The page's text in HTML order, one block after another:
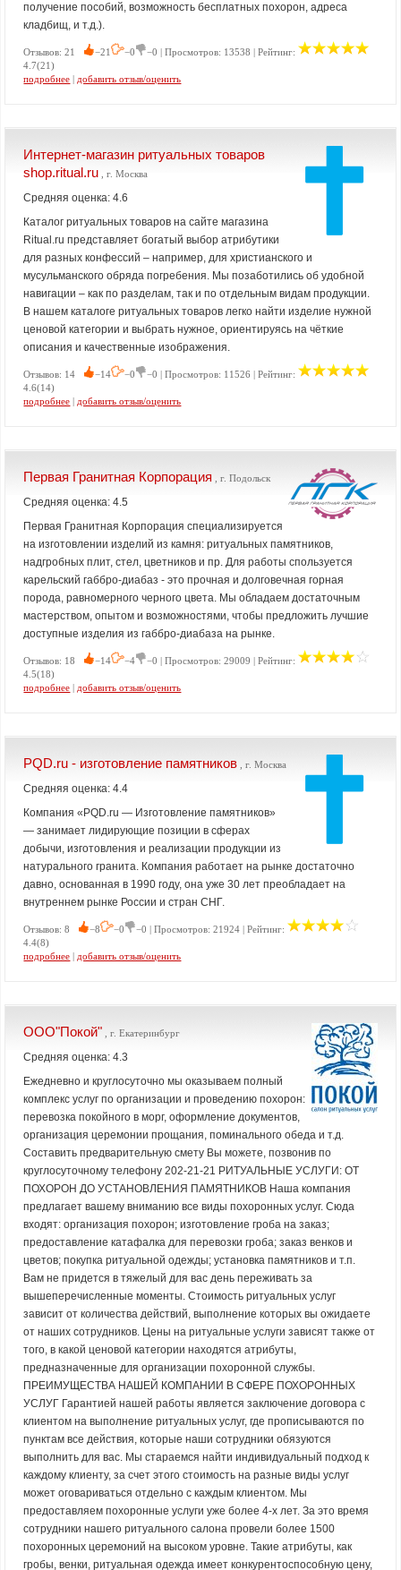
получение пособий, возможность бесплатных похорон, адреса
кладбищ, и т.д.).
Отзывов: 21 −21 −0
−0 | Просмотров: 13538 | Рейтинг:
4.7(21)
подробнее | добавить отзыв/оценить
Интернет-магазин ритуальных товаров
shop.ritual.ru , г. Москва
Средняя оценка: 4.6
Каталог ритуальных товаров на сайте магазина
Ritual.ru представляет богатый выбор атрибутики
для разных конфессий – например, для христианского и
мусульманского обряда погребения. Мы позаботились об удобной
навигации – как по разделам, так и по отдельным видам продукции.
В нашем каталоге ритуальных товаров легко найти изделие нужной
ценовой категории и выбрать нужное, ориентируясь на чёткие
описания и качественные изображения.
Отзывов: 14 −14 −0
−0 | Просмотров: 11526 | Рейтинг:
4.6(14)
подробнее | добавить отзыв/оценить
Первая Гранитная Корпорация , г. Подольск
Средняя оценка: 4.5
Первая Гранитная Корпорация специализируется
на изготовлении изделий из камня: ритуальных памятников,
надгробных плит, стел, цветников и пр. Для работы спользуется
карельский габбро-диабаз - это прочная и долговечная горная
порода, равномерного черного цвета. Мы обладаем достаточным
мастерством, опытом и возможностями, чтобы предложить лучшие
доступные изделия из габбро-диабаза на рынке.
Отзывов: 18 −14 −4
−0 | Просмотров: 29009 | Рейтинг:
4.5(18)
подробнее | добавить отзыв/оценить
PQD.ru - изготовление памятников , г. Москва
Средняя оценка: 4.4
Компания «PQD.ru — Изготовление памятников»
— занимает лидирующие позиции в сферах
добычи, изготовления и реализации продукции из
натурального гранита. Компания работает на рынке достаточно
давно, основанная в 1990 году, она уже 30 лет преобладает на
внутреннем рынке России и стран СНГ.
Отзывов: 8 −8 −0
−0 | Просмотров: 21924 | Рейтинг:
4.4(8)
подробнее | добавить отзыв/оценить
ООО"Покой" , г. Екатеринбург
Средняя оценка: 4.3
Ежедневно и круглосуточно мы оказываем полный
комплекс услуг по организации и проведению похорон:
перевозка покойного в морг, оформление документов,
организация церемонии прощания, поминального обеда и т.д.
Составить предварительную смету Вы можете, позвонив по
круглосуточному телефону 202-21-21 РИТУАЛЬНЫЕ УСЛУГИ: ОТ
ПОХОРОН ДО УСТАНОВЛЕНИЯ ПАМЯТНИКОВ Наша компания
предлагает вашему вниманию все виды похоронных услуг. Сюда
входят: организация похорон; изготовление гроба на заказ;
предоставление катафалка для перевозки гроба; заказ венков и
цветов; покупка ритуальной одежды; установка памятников и т.п.
Вам не придется в тяжелый для вас день переживать за
вышеперечисленные моменты. Стоимость ритуальных услуг
зависит от количества действий, выполнение которых вы ожидаете
от наших сотрудников. Цены на ритуальные услуги зависят также от
того, в какой ценовой категории находятся атрибуты,
предназначенные для организации похоронной службы.
ПРЕИМУЩЕСТВА НАШЕЙ КОМПАНИИ В СФЕРЕ ПОХОРОННЫХ
УСЛУГ Гарантией нашей работы является заключение договора с
клиентом на выполнение ритуальных услуг, где прописываются по
пунктам все действия, которые наши сотрудники обязуются
выполнить для вас. Мы стараемся найти индивидуальный подход к
каждому клиенту, за счет этого стоимость на разные виды услуг
может оговариваться отдельно с каждым клиентом. Мы
предоставляем похоронные услуги уже более 4-х лет. За это время
сотрудники нашего ритуального салона провели более 1500
похоронных церемоний на высоком уровне. Такие атрибуты, как
гробы, венки, ритуальная одежда имеет конкурентоспособную цену,